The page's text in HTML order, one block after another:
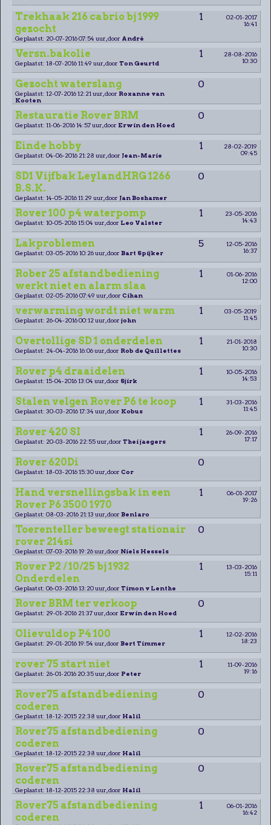
Trekhaak 216 cabrio bj 1999
gezocht
1
02-01-2017
16:41
Geplaatst: 20-07-2016 07:54 uur, door André
Versn.bakolie 1
28-08-2016
10:30
Geplaatst: 18-07-2016 11:49 uur, door Ton Geurtd
Gezocht waterslang 0
Geplaatst: 12-07-2016 12:21 uur, door Roxanne van
Kooten
Restauratie Rover BRM 0
Geplaatst: 11-06-2016 14:57 uur, door Erwin den Hoed
Einde hobby 1
28-02-2019
09:45
Geplaatst: 04-06-2016 21:28 uur, door Jean-Marie
SD1 Vijfbak LeylandHRG 1266
B.S.K.
0
Geplaatst: 14-05-2016 11:29 uur, door Jan Boshamer
Rover 100 p4 waterpomp 1
23-05-2016
14:43
Geplaatst: 10-05-2016 15:04 uur, door Leo Valster
Lakproblemen 5
12-05-2016
16:37
Geplaatst: 03-05-2016 10:26 uur, door Bart Spijker
Rober 25 afstandbediening
werkt niet en alarm slaa
1
01-06-2016
12:00
Geplaatst: 02-05-2016 07:49 uur, door Cihan
verwarming wordt niet warm 1
03-05-2019
11:45
Geplaatst: 26-04-2016 00:12 uur, door john
Overtollige SD 1 onderdelen 1
21-01-2018
10:30
Geplaatst: 24-04-2016 16:06 uur, door Rob de Quillettes
Rover p4 draaidelen 1
10-05-2016
14:53
Geplaatst: 15-04-2016 13:04 uur, door Sjirk
Stalen velgen Rover P6 te koop 1
31-03-2016
11:45
Geplaatst: 30-03-2016 17:34 uur, door Kobus
Rover 420 SI 1
26-09-2016
17:17
Geplaatst: 20-03-2016 22:55 uur, door Thei jaegers
Rover 620Di 0
Geplaatst: 18-03-2016 15:30 uur, door Cor
Hand versnellingsbak in een
Rover P6 3500 1970
1
06-01-2017
19:26
Geplaatst: 08-03-2016 21:13 uur, door Benlaro
Toerenteller beweegt stationair
rover 214si
0
Geplaatst: 07-03-2016 19:26 uur, door Niels Hessels
Rover P2 / 10/25 bj 1932
Onderdelen
1
13-03-2016
15:11
Geplaatst: 06-03-2016 13:20 uur, door Timon v Lenthe
Rover BRM ter verkoop 0
Geplaatst: 29-01-2016 21:37 uur, door Erwin den Hoed
Olievuldop P4 100 1
12-02-2016
18:23
Geplaatst: 29-01-2016 19:54 uur, door Bert Timmer
rover 75 start niet 1
11-09-2016
19:16
Geplaatst: 26-01-2016 20:35 uur, door Peter
Rover75 afstandbediening
coderen
0
Geplaatst: 18-12-2015 22:38 uur, door Halil
Rover75 afstandbediening
coderen
0
Geplaatst: 18-12-2015 22:38 uur, door Halil
Rover75 afstandbediening
coderen
0
Geplaatst: 18-12-2015 22:38 uur, door Halil
Rover75 afstandbediening
coderen
1
06-01-2016
16:42